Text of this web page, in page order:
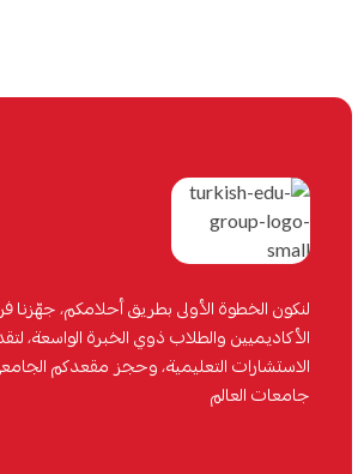
لنكون الخطوة الأولى بطريق أحلامكم، جهّزنا
الأكاديميين والطلاب ذوي الخبرة الواسعة،
الاستشارات التعليمية، وحجز مقعدكم
جامعات العالم